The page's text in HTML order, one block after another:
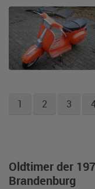
Oldtimer der
Brandenburg
1 2 3